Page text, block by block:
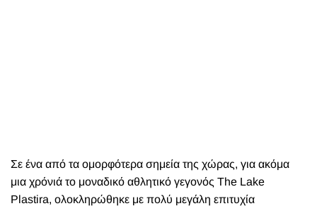
Σε ένα από τα ομορφότερα σημεία της χώρας, για ακόμα
μια χρόνιά το μοναδικό αθλητικό γεγονός The Lake
Plastira, ολοκληρώθηκε με πολύ μεγάλη επιτυχία